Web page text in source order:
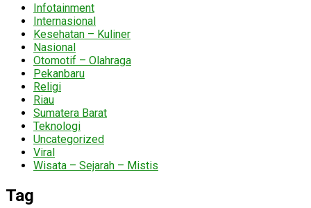
Infotainment
Internasional
Kesehatan – Kuliner
Nasional
Otomotif – Olahraga
Pekanbaru
Religi
Riau
Sumatera Barat
Teknologi
Uncategorized
Viral
Wisata – Sejarah – Mistis
Tag